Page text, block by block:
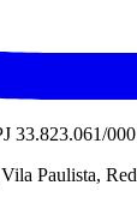
33.823.061/
Paulista,